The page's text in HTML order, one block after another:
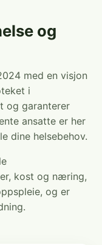
og
med en visjon
i
og garanterer
ansatte er her
dine helsebehov.
kost og næring,
og er